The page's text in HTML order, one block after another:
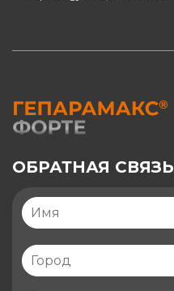
ОБРАТНАЯ СВЯЗЬ